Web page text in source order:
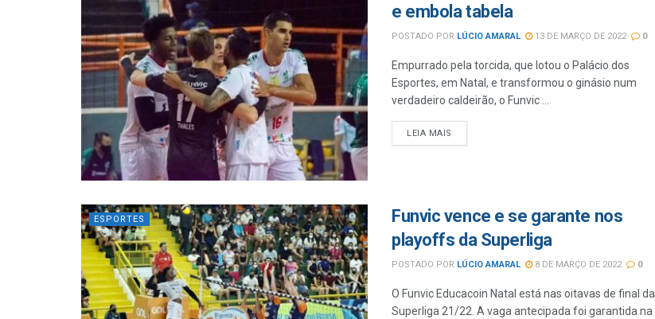
e embola tabela
POSTADO POR LÚCIO AMARAL 13 DE MARÇO DE 2022 0
Empurrado pela torcida, que lotou o Palácio dos
Esportes, em Natal, e transformou o ginásio num
verdadeiro caldeirão, o Funvic ...
LEIA MAIS
ESPORTES
Funvic vence e se garante nos
playoffs da Superliga
POSTADO POR LÚCIO AMARAL 8 DE MARÇO DE 2022 0
O Funvic Educacoin Natal está nas oitavas de final da
Superliga 21/22. A vaga antecipada foi garantida na